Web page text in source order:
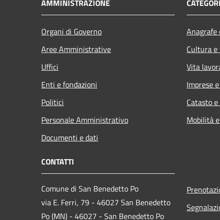
AMMINISTRAZIONE
Organi di Governo
Aree Amministrative
Uffici
Enti e fondazioni
Politici
Personale Amministrativo
Documenti e dati
Cultura
Vita
Imprese
Catasto
Mobilità
CONTATTI
Comune di San Benedetto Po
via E. Ferri, 79 - 46027 San Benedetto
Po (MN) - 46027 - San Benedetto Po